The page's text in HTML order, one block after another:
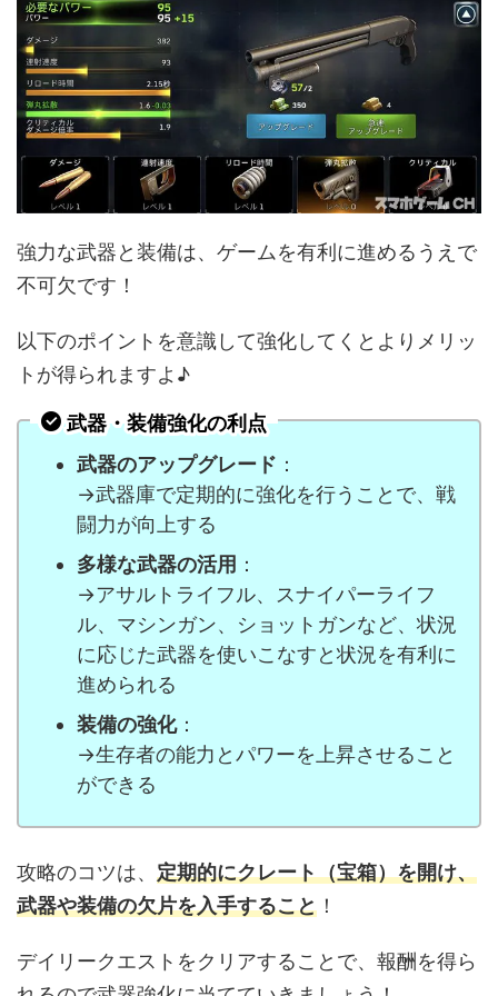
強力な武器と装備は、ゲームを有利に進めるうえで
不可欠です！
以下のポイントを意識して強化してくとよりメリッ
トが得られますよ♪
武器・装備強化の利点
武器のアップグレード ：
→武器庫で定期的に強化を行うことで、戦
闘力が向上する
多様な武器の活用 ：
→アサルトライフル、スナイパーライフ
ル、マシンガン、ショットガンなど、状況
に応じた武器を使いこなすと状況を有利に
進められる
装備の強化：
→生存者の能力とパワーを上昇させること
ができる
攻略のコツは、 定期的にクレート（宝箱）を開け、
武器や装備の欠片を入手すること ！
デイリークエストをクリアすることで、報酬を得ら